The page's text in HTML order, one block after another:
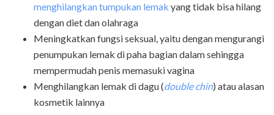
menghilangkan tumpukan lemak yang tidak bisa hilang
dengan diet dan olahraga
Meningkatkan fungsi seksual, yaitu dengan mengurangi
penumpukan lemak di paha bagian dalam sehingga
mempermudah penis memasuki vagina
Menghilangkan lemak di dagu (double chin) atau alasan
kosmetik lainnya